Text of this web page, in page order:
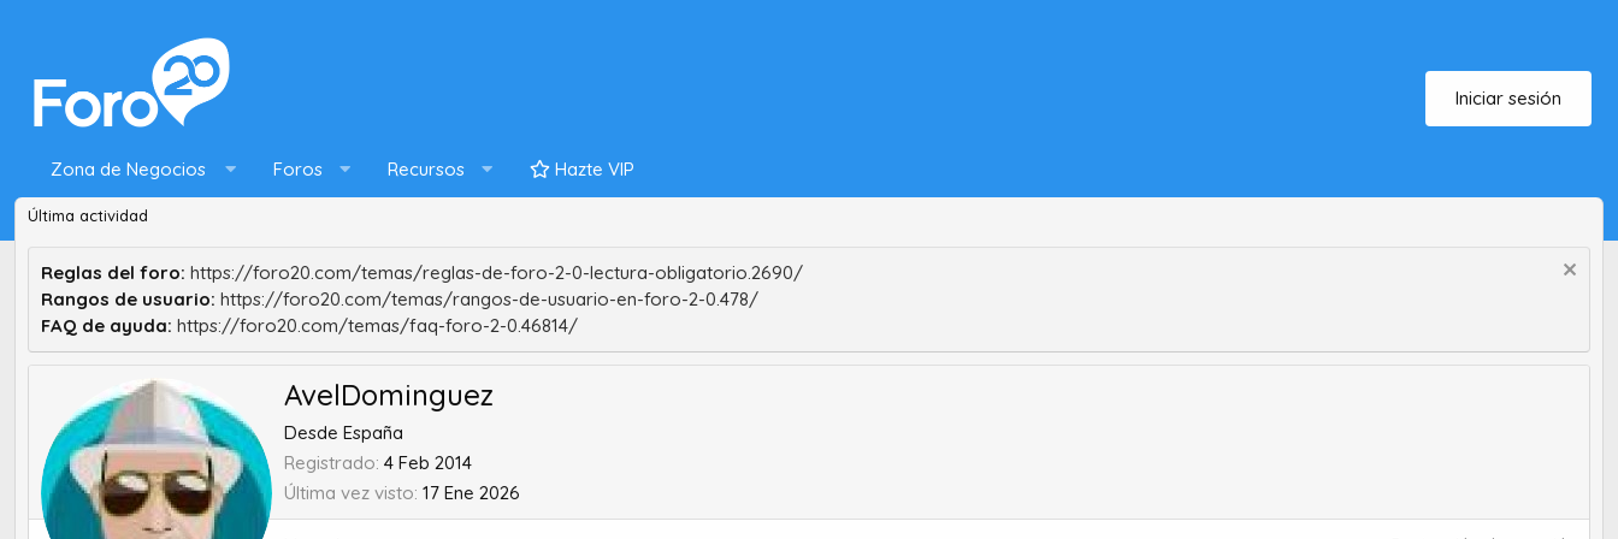
Iniciar sesión
Zona de Negocios Foros Recursos Hazte VIP
Última actividad
Reglas del foro: https://foro20.com/temas/reglas-de-foro-2-0-lectura-obligatorio.2690/
Rangos de usuario: https://foro20.com/temas/rangos-de-usuario-en-foro-2-0.478/
FAQ de ayuda: https://foro20.com/temas/faq-foro-2-0.46814/
AvelDominguez
Desde España
Registrado 4 Feb 2014
Última vez visto 17 Ene 2026